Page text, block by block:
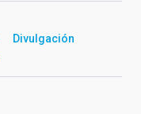
Divulgación